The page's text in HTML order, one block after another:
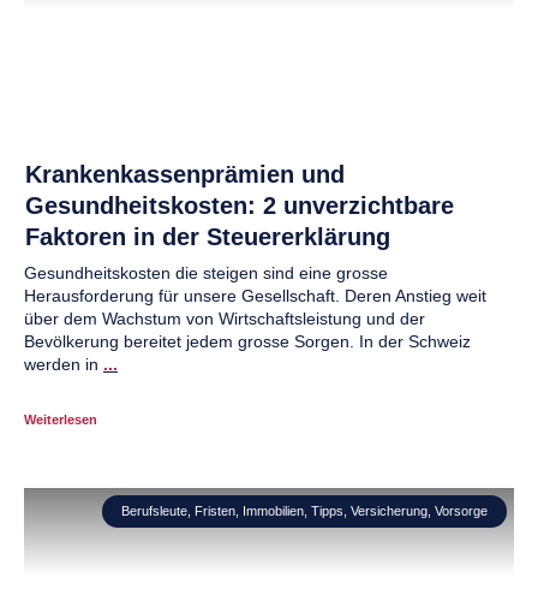
Krankenkassenprämien und
Gesundheitskosten: 2 unverzichtbare
Faktoren in der Steuererklärung
Gesundheitskosten die steigen sind eine grosse
Herausforderung für unsere Gesellschaft. Deren Anstieg weit
über dem Wachstum von Wirtschaftsleistung und der
Bevölkerung bereitet jedem grosse Sorgen. In der Schweiz
werden in ...
Weiterlesen
Berufsleute Fristen Immobilien Tipps Versicherung Vorsorge